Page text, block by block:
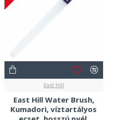
East Hill
East Hill Water Brush,
Kumadori, víztartályos